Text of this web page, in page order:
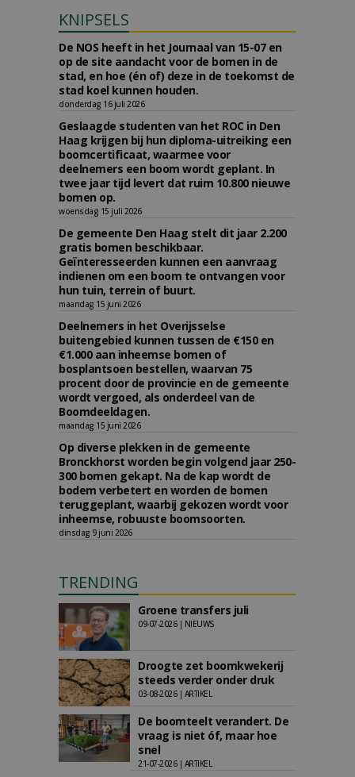
KNIPSELS
De NOS heeft in het Journaal van 15-07 en
op de site aandacht voor de bomen in de
stad, en hoe (én of) deze in de toekomst de
stad koel kunnen houden.
donderdag 16 juli 2026
Geslaagde studenten van het ROC in Den
Haag krijgen bij hun diploma-uitreiking een
boomcertificaat, waarmee voor
deelnemers een boom wordt geplant. In
twee jaar tijd levert dat ruim 10.800 nieuwe
bomen op.
woensdag 15 juli 2026
De gemeente Den Haag stelt dit jaar 2.200
gratis bomen beschikbaar.
Geïnteresseerden kunnen een aanvraag
indienen om een boom te ontvangen voor
hun tuin, terrein of buurt.
maandag 15 juni 2026
Deelnemers in het Overijsselse
buitengebied kunnen tussen de €150 en
€1.000 aan inheemse bomen of
bosplantsoen bestellen, waarvan 75
procent door de provincie en de gemeente
wordt vergoed, als onderdeel van de
Boomdeeldagen.
maandag 15 juni 2026
Op diverse plekken in de gemeente
Bronckhorst worden begin volgend jaar 250-
300 bomen gekapt. Na de kap wordt de
bodem verbetert en worden de bomen
teruggeplant, waarbij gekozen wordt voor
inheemse, robuuste boomsoorten.
dinsdag 9 juni 2026
TRENDING
Groene transfers juli
09-07-2026 | NIEUWS
Droogte zet boomkwekerij
steeds verder onder druk
03-08-2026 | ARTIKEL
De boomteelt verandert. De
vraag is niet óf, maar hoe
snel
21-07-2026 | ARTIKEL